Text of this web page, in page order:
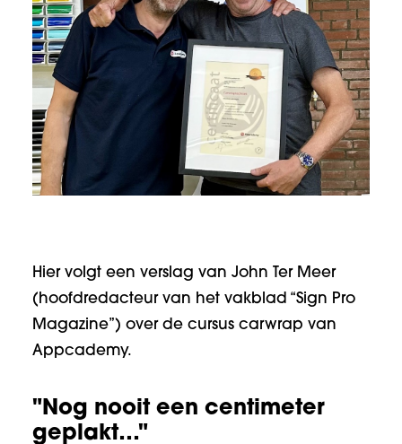
Hier volgt een verslag van John Ter Meer
(hoofdredacteur van het vakblad “Sign Pro
Magazine”) over de cursus carwrap van
Appcademy.
"Nog nooit een centimeter
geplakt…"